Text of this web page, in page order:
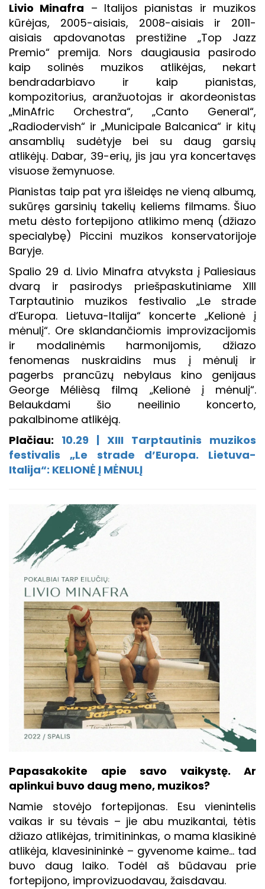
Livio Minafra – Italijos pianistas ir muzikos
kūrėjas, 2005-aisiais, 2008-aisiais ir 2011-
aisiais apdovanotas prestižine „Top Jazz
Premio“ premija. Nors daugiausia pasirodo
kaip solinės muzikos atlikėjas, nekart
bendradarbiavo ir kaip pianistas,
kompozitorius, aranžuotojas ir akordeonistas
„MinAfric Orchestra“, „Canto General“,
„Radiodervish“ ir „Municipale Balcanica“ ir kitų
ansamblių sudėtyje bei su daug garsių
atlikėjų. Dabar, 39-erių, jis jau yra koncertavęs
visuose žemynuose.
Pianistas taip pat yra išleidęs ne vieną albumą,
sukūręs garsinių takelių keliems filmams. Šiuo
metu dėsto fortepijono atlikimo meną (džiazo
specialybę) Piccini muzikos konservatorijoje
Baryje.
Spalio 29 d. Livio Minafra atvyksta į Paliesiaus
dvarą ir pasirodys priešpaskutiniame XIII
Tarptautinio muzikos festivalio „Le strade
d’Europa. Lietuva-Italija“ koncerte „Kelionė į
mėnulį“. Ore sklandančiomis improvizacijomis
ir modalinėmis harmonijomis, džiazo
fenomenas nuskraidins mus į mėnulį ir
pagerbs prancūzų nebylaus kino genijaus
George Mélièsą filmą „Kelionė į mėnulį“.
Belaukdami šio neeilinio koncerto,
pakalbinome atlikėją.
Plačiau: 10.29 | XIII Tarptautinis muzikos
festivalis „Le strade d’Europa. Lietuva-
Italija“: KELIONĖ Į MĖNULĮ
Papasakokite apie savo vaikystę. Ar
aplinkui buvo daug meno, muzikos?
Namie stovėjo fortepijonas. Esu vienintelis
vaikas ir su tėvais – jie abu muzikantai, tėtis
džiazo atlikėjas, trimitininkas, o mama klasikinė
atlikėja, klavesinininkė – gyvenome kaime… tad
buvo daug laiko. Todėl aš būdavau prie
fortepijono, improvizuodavau, žaisdavau.